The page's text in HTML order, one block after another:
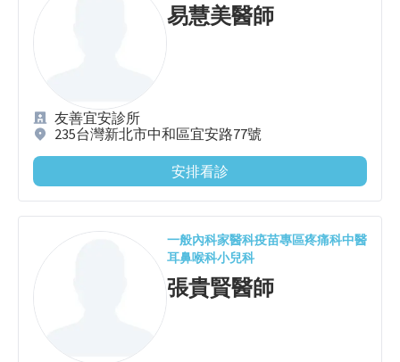
易慧美醫師
友善宜安診所
235台灣新北市中和區宜安路77號
安排看診
一般內科家醫科疫苗專區疼痛科中醫
耳鼻喉科小兒科
張貴賢醫師